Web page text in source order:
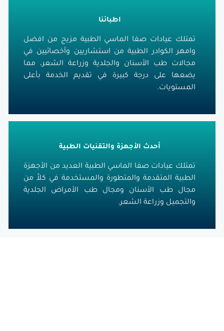
صفا الماسي الطبية مزيج من افضل
الطبية من استشاريين وأخصائيين في
طب الأسنان والجلدية وزراعة الشعر، مما
درجة كبيرة في تقديم الخدمة بأعلى
أحدث الأجهزة والتقنيات الطبية
صفا الماسي الطبية العديد من الأجهزة
والمتطورة والمستخدمة في كلاً من
الأسنان ومجال طب الأمراض الجلدية
وزراعة الشعر.